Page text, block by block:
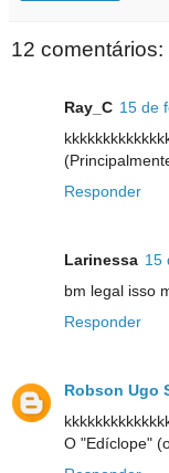
12 comentários:
Ray_C 15 de
Responder
Larinessa 15
bm legal isso
Responder
Robson Ugo
O "Edíclope"